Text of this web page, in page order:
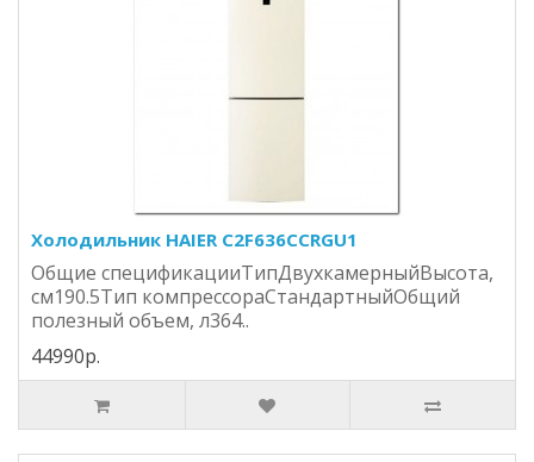
Холодильник HAIER C2F636CCRGU1
Общие спецификацииТипДвухкамерныйВысота,
см190.5Тип компрессораСтандартныйОбщий
полезный объем, л364..
44990р.